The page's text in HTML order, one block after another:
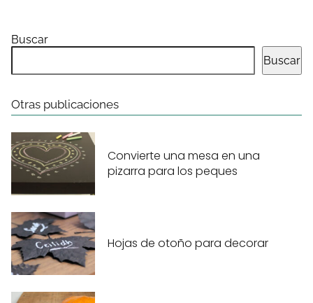
Buscar
Buscar
Otras publicaciones
Convierte una mesa en una
pizarra para los peques
Hojas de otoño para decorar